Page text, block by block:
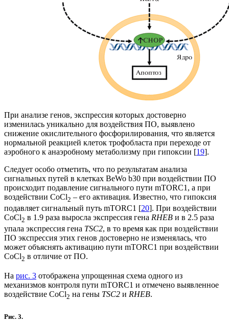
При анализе генов, экспрессия которых достоверно
изменилась уникально для воздействия ПО, выявлено
снижение окислительного фосфорилирования, что является
нормальной реакцией клеток трофобласта при переходе от
аэробного к анаэробному метаболизму при гипоксии [19].
Следует особо отметить, что по результатам анализа
сигнальных путей в клетках BeWo b30 при воздействии ПО
происходит подавление сигнального пути mTORC1, а при
воздействии CoCl2 – его активация. Известно, что гипоксия
подавляет сигнальный путь mTORC1 [20]. При воздействии
CoCl2 в 1.9 раза выросла экспрессия гена RHEB и в 2.5 раза
упала экспрессия гена TSC2, в то время как при воздействии
ПО экспрессия этих генов достоверно не изменялась, что
может объяснять активацию пути mTORC1 при воздействии
CoCl2 в отличие от ПО.
На рис. 3 отображена упрощенная схема одного из
механизмов контроля пути mTORC1 и отмечено выявленное
воздействие CoCl2 на гены TSC2 и RHEB.
Рис. 3.